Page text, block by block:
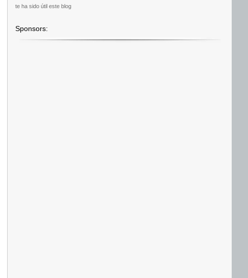
te ha sido útil este blog
Sponsors: